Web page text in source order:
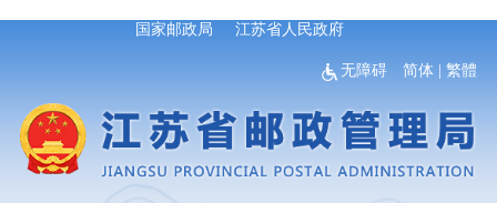
国家邮政局 江苏省人民政府
无障碍 简体 |繁體